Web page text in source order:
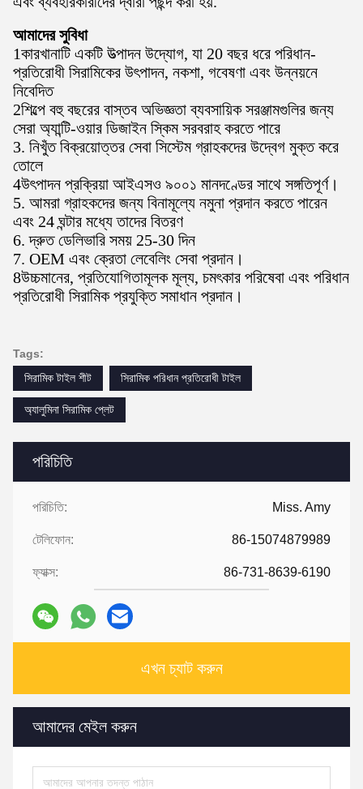
পরিচিতি
পরিচিতি: Miss. Amy
টেলিফোন: 86-15074879989
ফ্যাক্স: 86-731-8639-6190
এখন চ্যাট করুন
আমাদের মেইল ​​করুন
আমাদের সুবিধা
1কারখানাটি একটি উত্পাদন উদ্যোগ, যা 20 বছর ধরে পরিধান-
প্রতিরোধী সিরামিকের উৎপাদন, নকশা, গবেষণা এবং উন্নয়নে
নিবেদিত
2শিল্পে বহু বছরের বাস্তব অভিজ্ঞতা ব্যবসায়িক সরঞ্জামগুলির জন্য
সেরা অ্যান্টি-ওয়ার ডিজাইন স্কিম সরবরাহ করতে পারে
3. নিখুঁত বিক্রয়োত্তর সেবা সিস্টেম গ্রাহকদের উদ্বেগ মুক্ত করে
তোলে
4উৎপাদন প্রক্রিয়া আইএসও ৯০০১ মানদণ্ডের সাথে সঙ্গতিপূর্ণ।
5. আমরা গ্রাহকদের জন্য বিনামূল্যে নমুনা প্রদান করতে পারেন
এবং 24 ঘন্টার মধ্যে তাদের বিতরণ
6. দ্রুত ডেলিভারি সময় 25-30 দিন
7. OEM এবং ক্রেতা লেবেলিং সেবা প্রদান।
8উচ্চমানের, প্রতিযোগিতামূলক মূল্য, চমৎকার পরিষেবা এবং পরিধান
প্রতিরোধী সিরামিক প্রযুক্তি সমাধান প্রদান।
Tags:
সিরামিক টাইল শীট
সিরামিক পরিধান প্রতিরোধী টাইল
অ্যালুমিনা সিরামিক প্লেট